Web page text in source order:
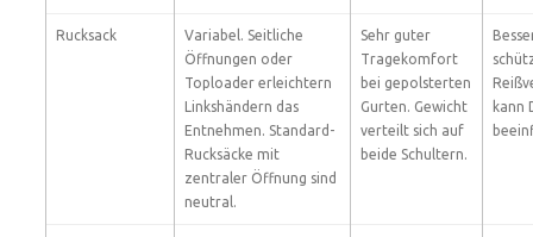
Rucksack
Variabel. Seitliche
Öffnungen oder
Toploader erleichtern
Linkshändern das
Entnehmen. Standard-
Rucksäcke mit
zentraler Öffnung sind
neutral.
Sehr guter
Tragekomfort
bei gepolsterten
Gurten. Gewicht
verteilt sich auf
beide Schultern.
kann